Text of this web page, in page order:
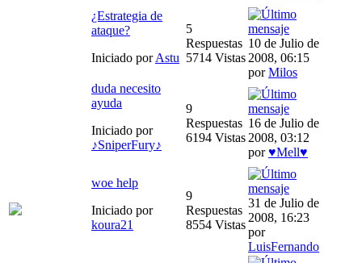
¿Estrategia de
ataque?
Iniciado porAstu
5
Respuestas
5714 Vistas
10 de Julio de
2008, 06:15
porMilos
duda necesito
ayuda
Iniciado por
♪SniperFury♪
9
Respuestas
6194 Vistas
16 de Julio de
2008, 03:12
por♥Mell♥
woe help
Iniciado por
koura21
9
Respuestas
8554 Vistas
31 de Julio de
2008, 16:23
por
LuisFernando